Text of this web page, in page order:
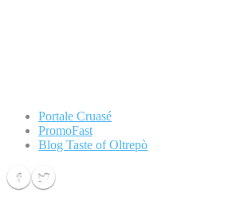
Portale Cruasé
PromoFast
Blog Taste of Oltrepò